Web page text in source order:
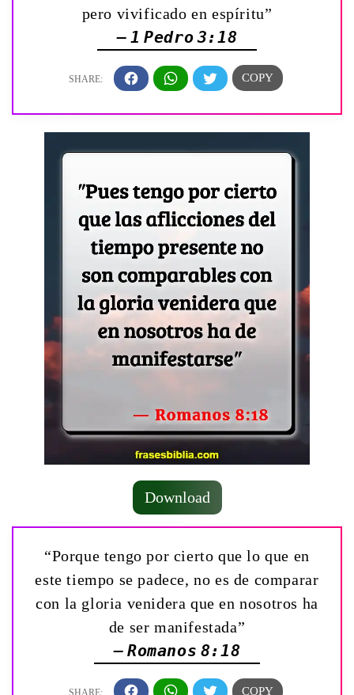
pero vivificado en espíritu”
— 1 Pedro 3:18
Download
“Porque tengo por cierto que lo que en
este tiempo se padece, no es de comparar
con la gloria venidera que en nosotros ha
de ser manifestada”
— Romanos 8:18